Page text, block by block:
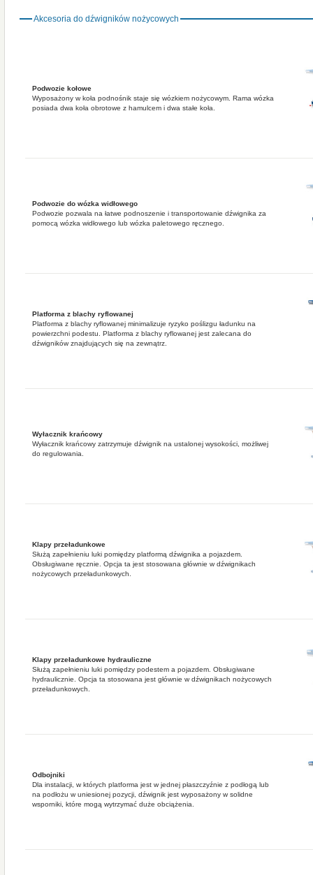
Akcesoria do dźwigników nożycowych
Podwozie kołowe
Wyposażony w koła podnośnik staje się wózkiem nożycowym. Rama wózka
posiada dwa koła obrotowe z hamulcem i dwa stałe koła.
Podwozie do wózka widłowego
Podwozie pozwala na łatwe podnoszenie i transportowanie dźwignika za
pomocą wózka widłowego lub wózka paletowego ręcznego.
Platforma z blachy ryflowanej
Platforma z blachy ryflowanej minimalizuje ryzyko poślizgu ładunku na
powierzchni podestu. Platforma z blachy ryflowanej jest zalecana do
dźwigników znajdujących się na zewnątrz.
Wyłacznik krańcowy
Wyłacznik krańcowy zatrzymuje dźwignik na ustalonej wysokości, możliwej
do regulowania.
Klapy przeładunkowe
Służą zapełnieniu luki pomiędzy platformą dźwignika a pojazdem.
Obsługiwane ręcznie. Opcja ta jest stosowana głównie w dźwignikach
nożycowych przeładunkowych.
Klapy przeładunkowe hydrauliczne
Służą zapełnieniu luki pomiędzy podestem a pojazdem. Obsługiwane
hydraulicznie. Opcja ta stosowana jest głównie w dźwignikach nożycowych
przeładunkowych.
Odbojniki
Dla instalacji, w których platforma jest w jednej płaszczyźnie z podłogą lub
na podłożu w uniesionej pozycji, dźwignik jest wyposażony w solidne
wsporniki, które mogą wytrzymać duże obciążenia.